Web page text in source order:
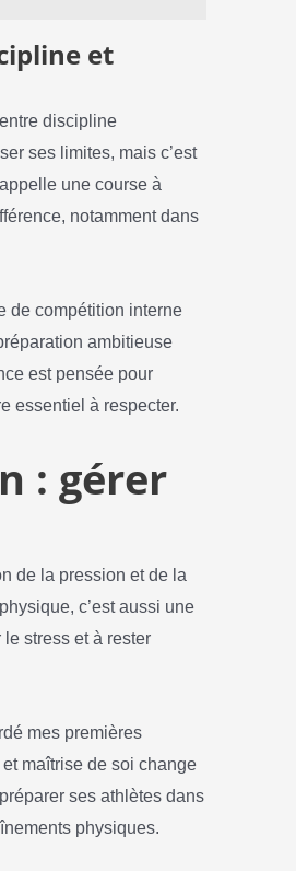
et
discipline
ses limites, mais c’est
une course à
notamment dans
de compétition interne
ambitieuse
est pensée pour
essentiel à respecter.
: gérer
de la pression et de la
c’est aussi une
le stress et à rester
mes premières
maîtrise de soi change
ses athlètes dans
physiques.